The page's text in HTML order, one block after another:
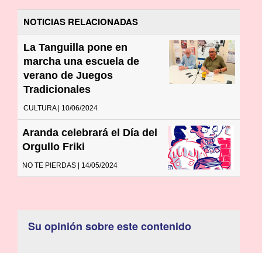
NOTICIAS RELACIONADAS
La Tanguilla pone en
marcha una escuela de
verano de Juegos
Tradicionales
CULTURA | 10/06/2024
Aranda celebrará el Día del
Orgullo Friki
NO TE PIERDAS | 14/05/2024
Su opinión sobre este contenido